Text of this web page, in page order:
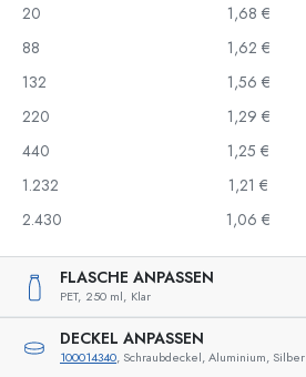
20
1,68 €
88
1,62 €
132
1,56 €
220
1,29 €
440
1,25 €
1.232
1,21 €
2.430
1,06 €
FLASCHE ANPASSEN
PET, 250 ml, Klar
DECKEL ANPASSEN
100014340, Schraubdeckel, Aluminium, Silber